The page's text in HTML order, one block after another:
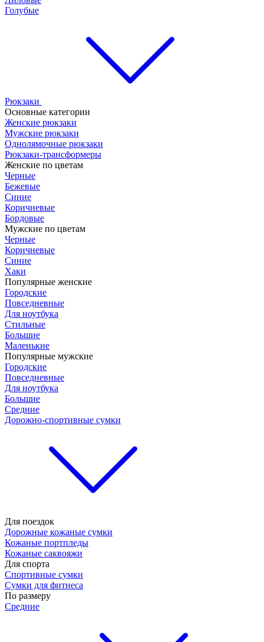
Голубые
Рюкзаки
Основные категории
Женские рюкзаки
Мужские рюкзаки
Однолямочные рюкзаки
Рюкзаки-трансформеры
Женские по цветам
Черные
Бежевые
Синие
Коричневые
Бордовые
Мужские по цветам
Черные
Коричневые
Синие
Хаки
Популярные женские
Городские
Повседневные
Для ноутбука
Стильные
Большие
Маленькие
Популярные мужские
Городские
Повседневные
Для ноутбука
Большие
Средние
Дорожно-спортивные сумки
Для поездок
Дорожные кожаные сумки
Кожаные портпледы
Кожаные саквояжи
Для спорта
Спортивные сумки
Сумки для фитнеса
По размеру
Средние